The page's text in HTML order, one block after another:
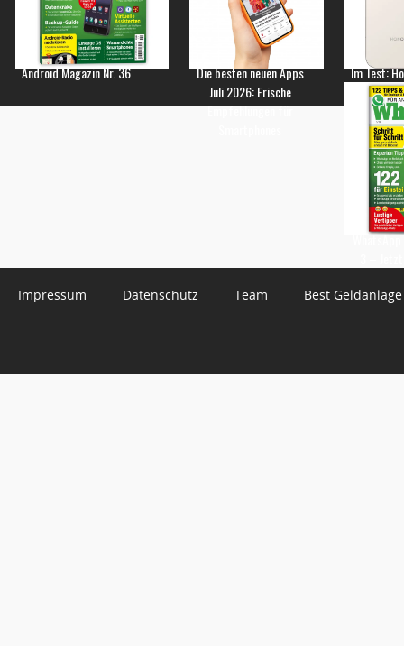
Android Magazin Nr. 36
Die besten neuen Apps
Juli 2026: Frische
Empfehlungen für
Im Test:
Impressum Datenschutz Team Best Geldanlage